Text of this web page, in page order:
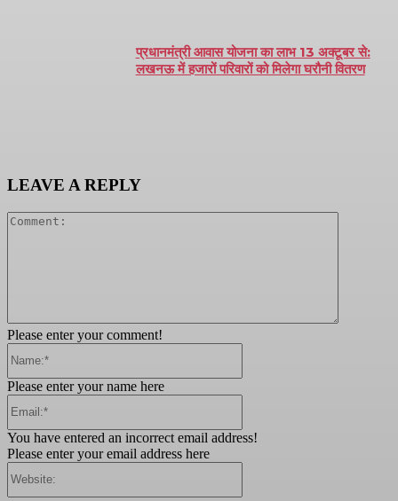
प्रधानमंत्री आवास योजना का लाभ 13 अक्टूबर से:
लखनऊ में हजारों परिवारों को मिलेगा घरौनी वितरण
LEAVE A REPLY
Please enter your comment!
Please enter your name here
You have entered an incorrect email address!
Please enter your email address here